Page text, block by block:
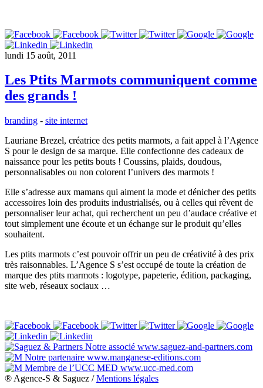
lundi 15 août, 2011
Les Ptits Marmots communiquent comme
des grands !
branding - site internet
Lauriane Brezel, créatrice des petits marmots, a fait appel à l’Agence
S pour le design de sa marque. Elle confectionne des cadeaux de
naissance pour les petits bouts ! Coussins, plaids, doudous,
personnalisables ou non colorent l’univers des marmots !
Elle s’adresse aux mamans qui aiment la mode et dénicher des petits
accessoires loin des produits industrialisés, ou à celles qui rêvent de
personnaliser leur achat, qui recherchent un peu d’audace créative et
tout simplement une écoute et un échange sur le produit qu’elles
souhaitent.
Les ptits marmots c’est pouvoir offrir un peu de créativité à des prix
très raisonnables. L’Agence S s’est occupé de toute la création de
marque des ptits marmots : logotype, papeterie, édition, packaging,
site web, réseaux sociaux …
Notre associé www.saguez-and-partners.com
Notre partenaire www.manganese-editions.com
Membre de l’UCC MED www.ucc-med.com
® Agence-S & Saguez /Mentions légales